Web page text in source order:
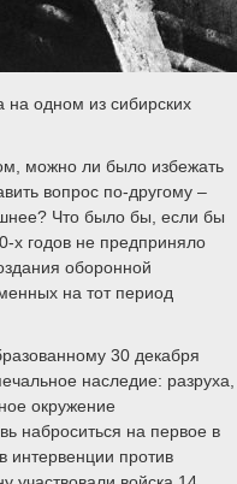
одном из сибирских
можно ли было избежать
вопрос по-другому –
Что было бы, если бы
х годов не предприняло
оборонной
на тот период
30 декабря
наследие: разруха,
окружение
наброситься на первое в
интервенции против